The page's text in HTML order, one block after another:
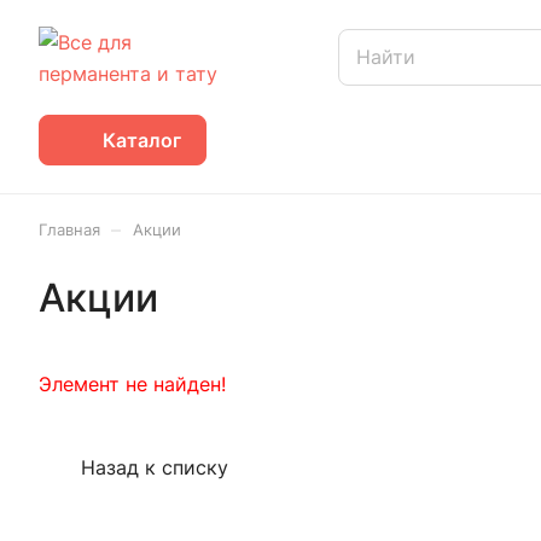
Каталог
Главная Акции
Акции
Элемент не найден!
Назад к списку